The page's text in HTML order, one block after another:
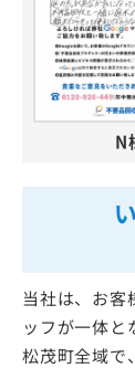
当社は、お客
ッフが一体と
松茂町全域で
N